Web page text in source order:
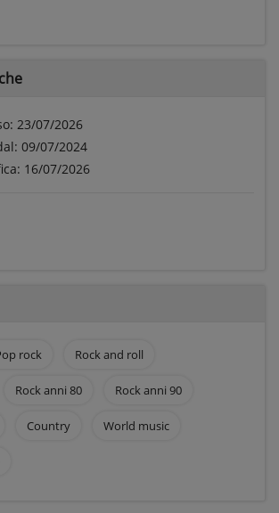
23/07/2026
09/07/2024
16/07/2026
rock Rock and roll
Rock anni 80 Rock anni 90
Country World music